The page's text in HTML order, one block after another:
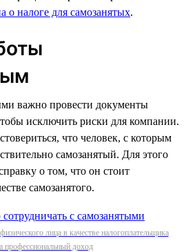
о налоге для самозанятых.
важно провести документы
исключить риски для компании.
что человек, с которым
самозанятый. Для этого
о том, что он стоит
самозанятого.
лица в качестве налогоплательщика
профессиональный доход